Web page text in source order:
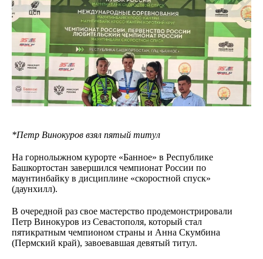
*Петр Винокуров взял пятый титул
На горнолыжном курорте «Банное» в Республике
Башкортостан завершился чемпионат России по
маунтинбайку в дисциплине «скоростной спуск»
(даунхилл).
В очередной раз свое мастерство продемонстрировали
Петр Винокуров из Севастополя, который стал
пятикратным чемпионом страны и Анна Скумбина
(Пермский край), завоевавшая девятый титул.